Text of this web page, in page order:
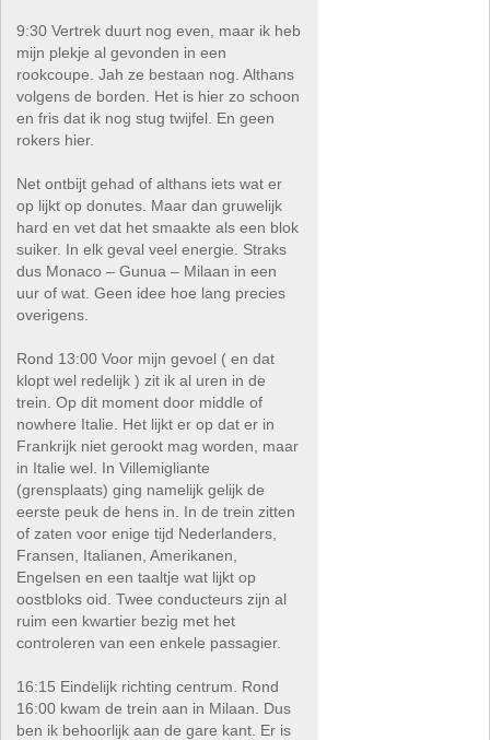
9:30 Vertrek duurt nog even, maar ik heb
mijn plekje al gevonden in een
rookcoupe. Jah ze bestaan nog. Althans
volgens de borden. Het is hier zo schoon
en fris dat ik nog stug twijfel. En geen
rokers hier.
Net ontbijt gehad of althans iets wat er
op lijkt op donutes. Maar dan gruwelijk
hard en vet dat het smaakte als een blok
suiker. In elk geval veel energie. Straks
dus Monaco – Gunua – Milaan in een
uur of wat. Geen idee hoe lang precies
overigens.
Rond 13:00 Voor mijn gevoel ( en dat
klopt wel redelijk ) zit ik al uren in de
trein. Op dit moment door middle of
nowhere Italie. Het lijkt er op dat er in
Frankrijk niet gerookt mag worden, maar
in Italie wel. In Villemigliante
(grensplaats) ging namelijk gelijk de
eerste peuk de hens in. In de trein zitten
of zaten voor enige tijd Nederlanders,
Fransen, Italianen, Amerikanen,
Engelsen en een taaltje wat lijkt op
oostbloks oid. Twee conducteurs zijn al
ruim een kwartier bezig met het
controleren van een enkele passagier.
16:15 Eindelijk richting centrum. Rond
16:00 kwam de trein aan in Milaan. Dus
ben ik behoorlijk aan de gare kant. Er is